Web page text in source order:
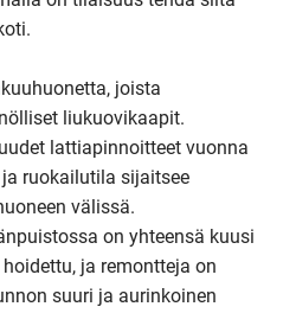
joista
liukuovikaapit.
lattiapinnoitteet vuonna
ruokailutila sijaitsee
välissä.
on yhteensä kuusi
ja remontteja on
suuri ja aurinkoinen